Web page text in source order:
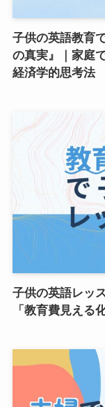
子供の英語教育
の真実』｜家庭
経済学的思考法
子供の英語レッ
「教育費見える